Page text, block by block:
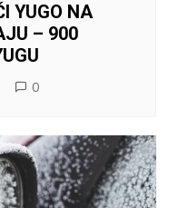
YUGO NA
– 900
0